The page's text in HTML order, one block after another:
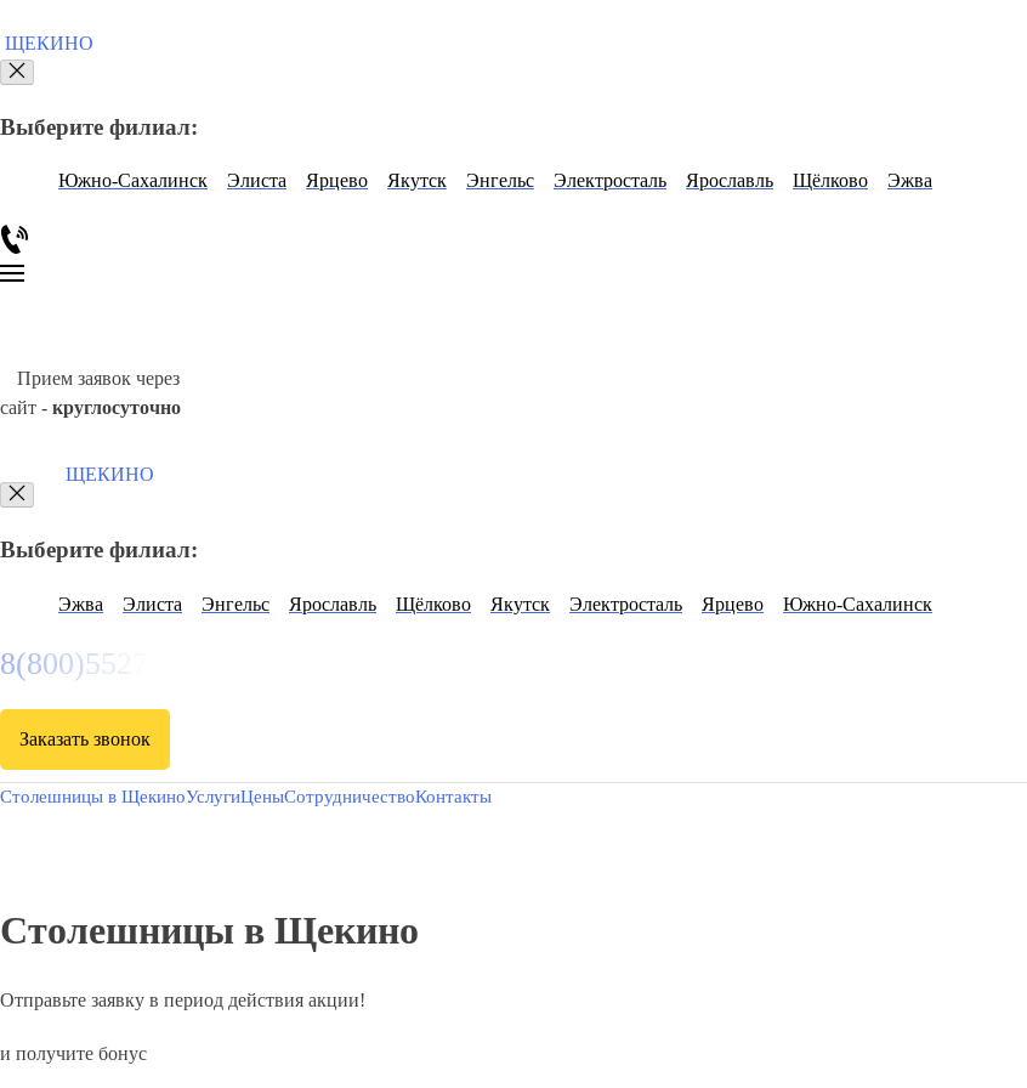
ЩЕКИНО
Выберите филиал:
Южно-Сахалинск Элиста Ярцево Якутск Энгельс Электросталь Ярославль Щёлково Эжва
Прием заявок через
сайт - круглосуточно
ЩЕКИНО
Выберите филиал:
Эжва Элиста Энгельс Ярославль Щёлково Якутск Электросталь Ярцево Южно-Сахалинск
8(800)5527584
Заказать звонок
Столешницы в ЩекиноУслугиЦеныСотрудничествоКонтакты
Столешницы в Щекино
Отправьте заявку в период действия акции!
и получите бонус